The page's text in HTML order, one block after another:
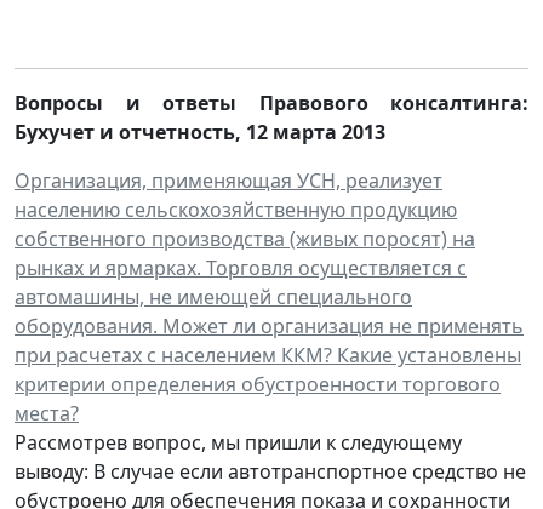
Вопросы и ответы Правового консалтинга:
Бухучет и отчетность, 12 марта 2013
Организация, применяющая УСН, реализует
населению сельскохозяйственную продукцию
собственного производства (живых поросят) на
рынках и ярмарках. Торговля осуществляется с
автомашины, не имеющей специального
оборудования. Может ли организация не применять
при расчетах с населением ККМ? Какие установлены
критерии определения обустроенности торгового
места?
Рассмотрев вопрос, мы пришли к следующему
выводу: В случае если автотранспортное средство не
обустроено для обеспечения показа и сохранности